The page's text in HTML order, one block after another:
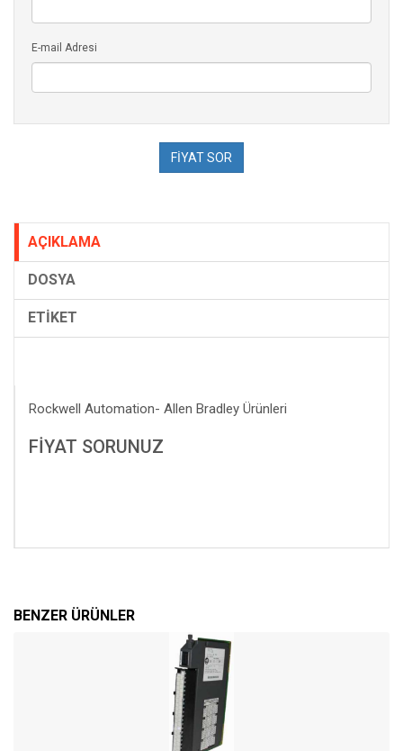
E-mail Adresi
AÇIKLAMA
DOSYA
ETİKET
Rockwell Automation- Allen Bradley Ürünleri
FİYAT SORUNUZ
BENZER ÜRÜNLER